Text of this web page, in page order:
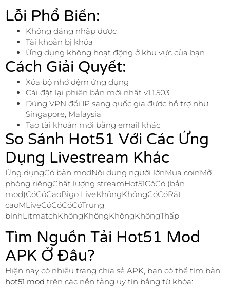
Lỗi Phổ Biến:
Không đăng nhập được
Tài khoản bị khóa
Ứng dụng không hoạt động ở khu vực của bạn
Cách Giải Quyết:
Xóa bộ nhớ đệm ứng dụng
Cài đặt lại phiên bản mới nhất v1.1.503
Dùng VPN đổi IP sang quốc gia được hỗ trợ như
Singapore, Malaysia
Tạo tài khoản mới bằng email khác
So Sánh Hot51 Với Các Ứng
Dụng Livestream Khác
Ứng dụngCó bản modNội dung người lớnMua coinMở
phòng riêngChất lượng streamHot51CóCó (bản
mod)CóCóCaoBigo LiveKhôngKhôngCóCóRất
caoMLiveCóCóCóCóTrung
bìnhLitmatchKhôngKhôngKhôngKhôngThấp
Tìm Nguồn Tải Hot51 Mod
APK Ở Đâu?
Hiện nay có nhiều trang chia sẻ APK, bạn có thể tìm bản
hot51 mod trên các nền tảng uy tín bằng từ khóa: